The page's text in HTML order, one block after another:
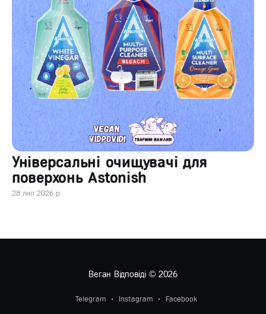
Універсальні очищувачі для
поверхонь Astonish
28 лип 2026 р.
Веган Відповіді© 2026
Telegram Instagram Facebook